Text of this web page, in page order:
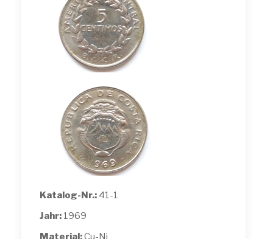
Katalog-Nr.: 41-1
Jahr: 1969
Material:Cu-Ni